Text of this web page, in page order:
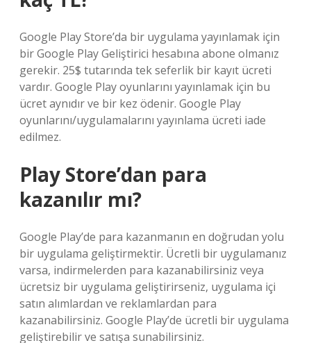
Google Play Store’da bir uygulama yayınlamak için
bir Google Play Geliştirici hesabına abone olmanız
gerekir. 25$ tutarında tek seferlik bir kayıt ücreti
vardır. Google Play oyunlarını yayınlamak için bu
ücret aynıdır ve bir kez ödenir. Google Play
oyunlarını/uygulamalarını yayınlama ücreti iade
edilmez.
Play Store’dan para
kazanılır mı?
Google Play’de para kazanmanın en doğrudan yolu
bir uygulama geliştirmektir. Ücretli bir uygulamanız
varsa, indirmelerden para kazanabilirsiniz veya
ücretsiz bir uygulama geliştirirseniz, uygulama içi
satın alımlardan ve reklamlardan para
kazanabilirsiniz. Google Play’de ücretli bir uygulama
geliştirebilir ve satışa sunabilirsiniz.